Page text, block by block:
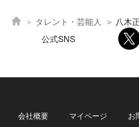
タレント・芸能人
八木
公式SNS
会社概要 マイページ お